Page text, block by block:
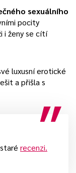
sexuálního
pocity
i ženy se cítí
luxusní erotické
a přišla s
recenzi.